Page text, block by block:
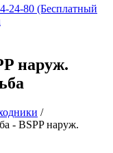
24-80 (Бесплатный
наруж.
/
- BSPP наруж.